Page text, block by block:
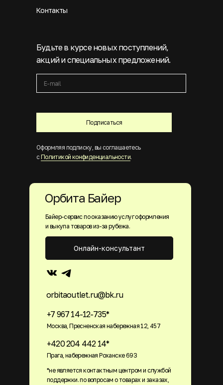
Подписаться
Будьте в курсе новых поступлений,
акций и специальных предложений.
Оформляя подписку, вы соглашаетесь
с Политикой конфиденциальности.
Контакты
Байер-сервис по оказанию услуг оформления
и выкупа товаров из-за рубежа.
+7 967 14-12-735*
Москва, Пресненская набережная 12, 457
+420 204 442 14*
Прага, набережная Роханске 693
orbitaoutlet.ru@bk.ru
Онлайн-консультант
Орбита Байер
*не является контактным центром и службой
поддержки. по вопросам о товарах и заказах,